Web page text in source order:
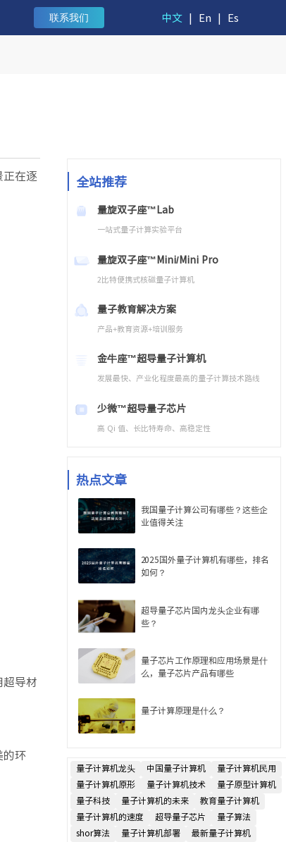
联系我们 中文 | En | Es
在逐
导材
的环
全站推荐
量旋双子座™Lab
一站式量子计算实验平台
量旋双子座™Mini/Mini Pro
2比特便携式核磁量子计算机
量子教育解决方案
产品+教育资源+培训服务
金牛座™超导量子计算机
发展最快、产业化程度最高的量子计算技术路线
少微™超导量子芯片
高 Qi 值、长比特寿命、高稳定性
热点文章
我国量子计算公司有哪些？这些企
业值得关注
2025国外量子计算机有哪些，排名
如何？
超导量子芯片国内龙头企业有哪
些？
量子芯片工作原理和应用场景是什
么，量子芯片产品有哪些
量子计算原理是什么？
量子计算机龙头 中国量子计算机
量子计算机民用
量子计算机原形
量子计算机技术
量子原型计算机
量子科技
量子计算机的未来
教育量子计算机
量子计算机的速度
超导量子芯片
量子算法
shor算法
量子计算机部署
最新量子计算机